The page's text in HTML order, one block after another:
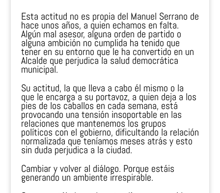
Esta actitud no es propia del Manuel Serrano de
hace unos años, a quien echamos en falta.
Algún mal asesor, alguna orden de partido o
alguna ambición no cumplida ha tenido que
tener en su entorno que le ha convertido en un
Alcalde que perjudica la salud democrática
municipal.
Su actitud, la que lleva a cabo él mismo o la
que le encarga a su portavoz, a quien deja a los
pies de los caballos en cada semana, está
provocando una tensión insoportable en las
relaciones que mantenemos los grupos
políticos con el gobierno, dificultando la relación
normalizada que teníamos meses atrás y esto
sin duda perjudica a la ciudad.
Cambiar y volver al diálogo. Porque estáis
generando un ambiente irrespirable.